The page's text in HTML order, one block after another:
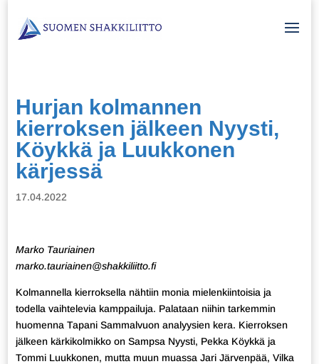
Hurjan kolmannen
kierroksen jälkeen Nyysti,
Köykkä ja Luukkonen
kärjessä
17.04.2022
Marko Tauriainen
marko.tauriainen@shakkiliitto.fi
Kolmannella kierroksella nähtiin monia mielenkiintoisia ja
todella vaihtelevia kamppailuja. Palataan niihin tarkemmin
huomenna Tapani Sammalvuon analyysien kera. Kierroksen
jälkeen kärkikolmikko on Sampsa Nyysti, Pekka Köykkä ja
Tommi Luukkonen, mutta muun muassa Jari Järvenpää, Vilka